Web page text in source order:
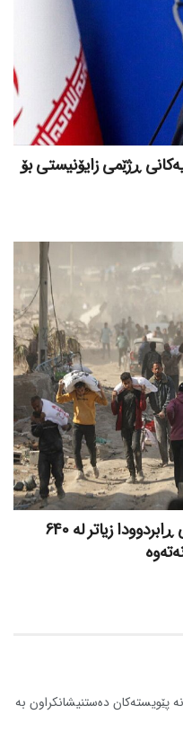
ڕژێمی زایۆنیستی بۆ
نەتەوە یەکگرتووەکان: لە سێ مانگی ڕابردوودا زیاتر لە 640
پێویستەکان دەستنیشانکراون بە